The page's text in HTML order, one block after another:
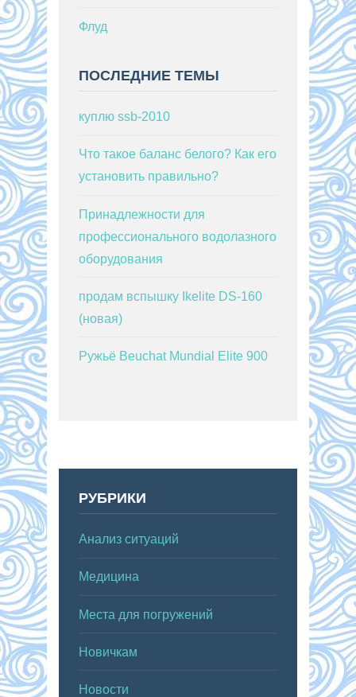
Флуд
ПОСЛЕДНИЕ ТЕМЫ
куплю ssb-2010
Что такое баланс белого? Как его
установить правильно?
Принадлежности для
профессионального водолазного
оборудования
продам вспышку Ikelite DS-160
(новая)
Ружьё Beuchat Mundial Elite 900
РУБРИКИ
Анализ ситуаций
Медицина
Места для погружений
Новичкам
Новости